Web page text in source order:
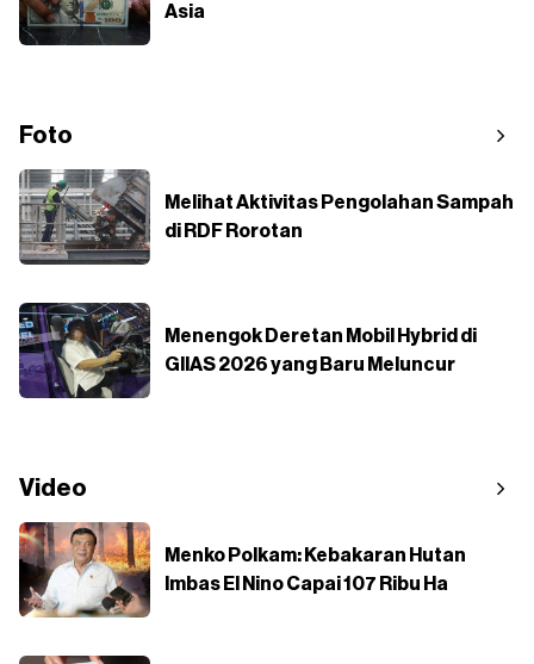
Asia
Foto
Melihat Aktivitas Pengolahan Sampah
di RDF Rorotan
Menengok Deretan Mobil Hybrid di
GIIAS 2026 yang Baru Meluncur
Video
Menko Polkam: Kebakaran Hutan
Imbas El Nino Capai 107 Ribu Ha